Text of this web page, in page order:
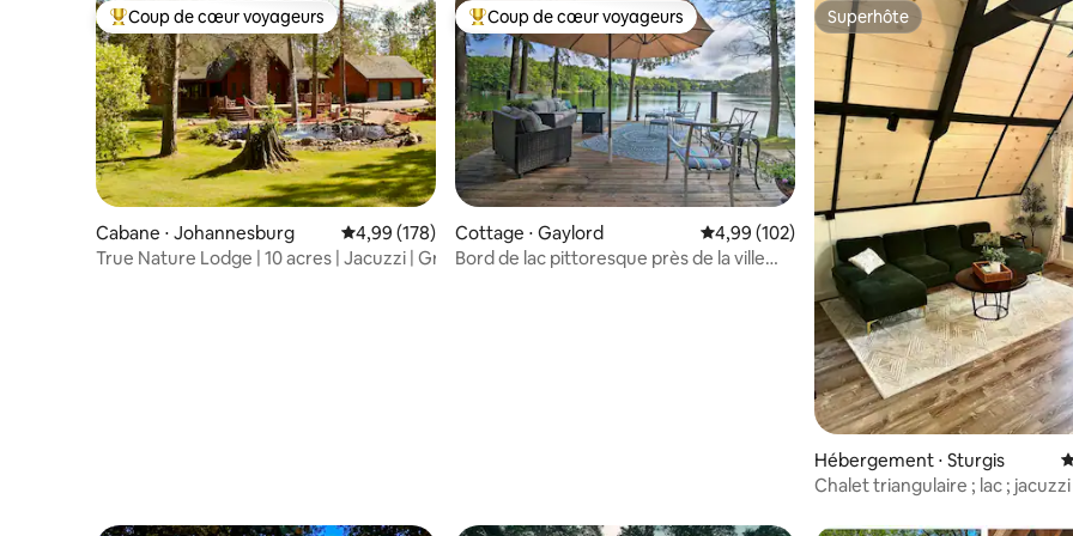
Coups de cœur voyageurs les plus appréciés
Coup de cœur voyageurs
Cabane ⋅ Johannesburg Évaluation moyenne sur la base de 178 commentaires : 4,99 sur 5
4,99 (178)
True Nature Lodge | 10 acres | Jacuzzi | Groupes
Coups de cœur voyageurs les plus appréciés
Coup de cœur voyageurs
Cottage ⋅ Gaylord Évaluation moyenne sur la base de 102
4,99 (102)
Bord de lac pittoresque près de la ville
Superhôte
Superhôte
Hébergement ⋅ Sturgis
Chalet triangulaire ; lac ;
modique